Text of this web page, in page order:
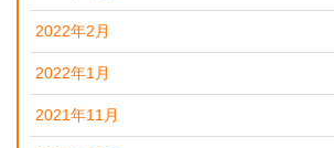
2022年2月
2022年1月
2021年11月